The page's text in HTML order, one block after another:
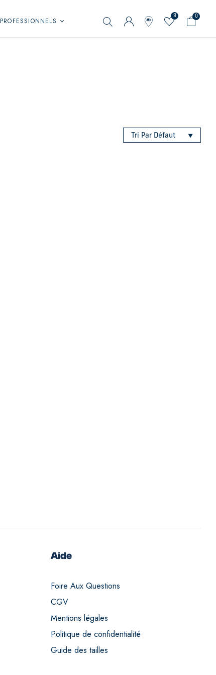
PROFESSIONNELS
9 0
Tri Par Défaut
Aide
Foire Aux Questions
CGV
Mentions légales
Politique de confidentialité
Guide des tailles